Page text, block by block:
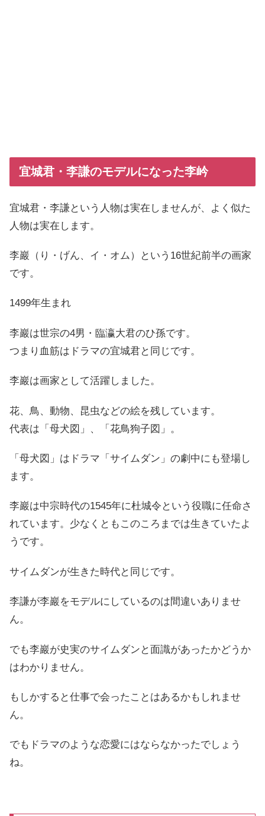
宜城君・李謙のモデルになった李岒
宜城君・李謙という人物は実在しませんが、よく似た
人物は実在します。
李巖（り・げん、イ・オム）という16世紀前半の画家
です。
1499年生まれ
李巖は世宗の4男・臨瀛大君のひ孫です。
つまり血筋はドラマの宜城君と同じです。
李巖は画家として活躍しました。
花、鳥、動物、昆虫などの絵を残しています。
代表は「母犬図」、「花鳥狗子図」。
「母犬図」はドラマ「サイムダン」の劇中にも登場し
ます。
李巖は中宗時代の1545年に杜城令という役職に任命さ
れています。少なくともこのころまでは生きていたよ
うです。
サイムダンが生きた時代と同じです。
李謙が李巖をモデルにしているのは間違いありませ
ん。
でも李巖が史実のサイムダンと面識があったかどうか
はわかりません。
もしかすると仕事で会ったことはあるかもしれませ
ん。
でもドラマのような恋愛にはならなかったでしょう
ね。